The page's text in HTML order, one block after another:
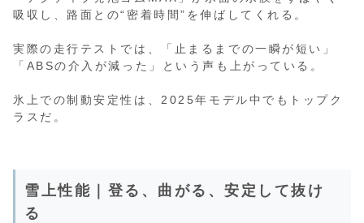
吸収し、路面との“密着時間”を伸ばしてくれる。
実際の走行テストでは、「止まるまでの一瞬が短い」
「ABSの介入が減った」という声も上がっている。
氷上での制動安定性は、2025年モデル中でもトップク
ラスだ。
雪上性能｜登る、曲がる、安定して抜け
る